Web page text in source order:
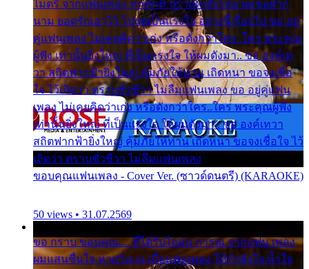
ไมตรี จากแฟนเพลง ทุกทุกที่ ปราณีหลั่งไหล ผมขอฝาก
นาม ยอดรักเอาไว้ โปรดเป็นแรงใจ อย่างนี้เรื่อยไป ขอ อยู่
คู่แฟนเพลง ไม่เคยคิดว่าเก่ง หรือดังกว่าใคร..ใคร พระคุณ
ผู้ฟัง เท่านั้นยิ่งใหญ่ ที่เป็นแรงใจ ให้ผมดังมา.. ขอ องค์เท
วา สถิตฟากฟ้ายิ่งใหญ่ คุ้มภัยให้ท่าน เถิดหนา ขอจงเชื่อ
ใจ ไว้เถิดว่า ตราบชั่วชีวา ไม่ลืมแฟนเพลง ขอ อยู่คู่แฟน
เพลง ไม่เคยคิดว่าเก่ง หรือดังกว่าใคร..ใคร พระคุณผู้ฟัง
เท่านั้นยิ่งใหญ่ ที่เป็นแรงใจ ให้ผมดังมา.. ขอ องค์เทวา
สถิตฟากฟ้ายิ่งใหญ่ คุ้มภัยให้ท่าน เถิดหนา ขอจงเชื่อใจ ไว้
เถิดว่า ตราบชั่วชีวา ไม่ลืมแฟนเพลง
ขอบคุณแฟนเพลง - Cover Ver. (ซาวด์ดนตรี) (KARAOKE)
50 views • 31.07.2569
ขอ กราบ ขอบคุณ.... ที่ได้รับไออุ่น การุณ จากแฟน เพลง
ผมแสนชื่นใจ หายวังเวง เมื่อแฟนเพลง ให้กำลังใจ น้ำใจ